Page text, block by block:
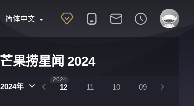
简体中文
芒果捞星闻 2024
2024年 01 12
2024
11 10 09